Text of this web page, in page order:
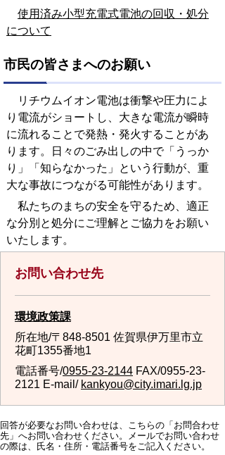
使用済み小型充電式電池の回収・処分
について
市民の皆さまへのお願い
リチウムイオン電池は衝撃や圧力によ
り電流がショートし、大きな電流が瞬時
に流れることで発熱・発火することがあ
ります。日々のごみ出しの中で「うっか
り」「知らなかった」という行動が、重
大な事故につながる可能性があります。
私たちのまちの安全を守るため、適正
な分別と処分にご理解とご協力をお願い
いたします。
お問い合わせ先
環境政策課
所在地/〒848-8501 佐賀県伊万里市立
花町1355番地1
電話番号/0955-23-2144 FAX/0955-23-
2121 E-mail/ kankyou@city.imari.lg.jp
回答が必要なお問い合わせは、こちらの「お問合わせ
先」へお問い合わせください。メールでお問い合わせ
の際は、氏名・住所・電話番号をご記入ください。